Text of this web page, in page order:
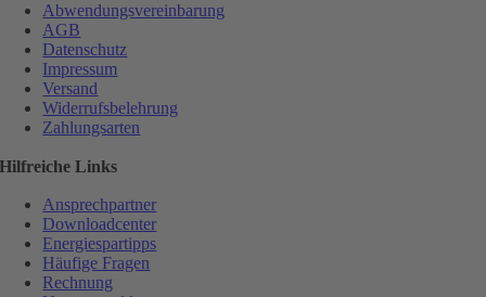
Abwendungsvereinbarung
AGB
Datenschutz
Impressum
Versand
Widerrufsbelehrung
Zahlungsarten
Hilfreiche Links
Ansprechpartner
Downloadcenter
Energiespartipps
Häufige Fragen
Rechnung